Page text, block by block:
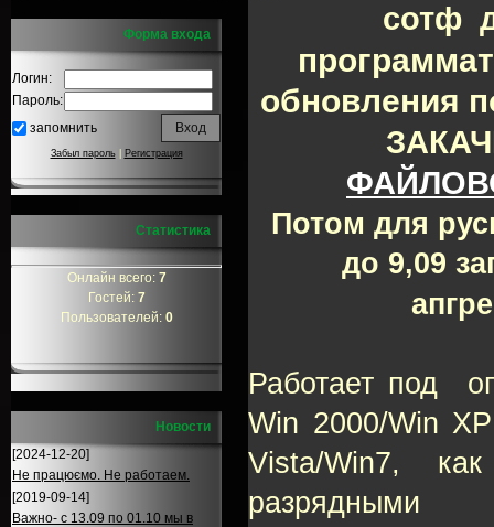
Форма входа
Логин:
Пароль:
запомнить
Забыл пароль| Регистрация
Статистика
Онлайн всего: 7
Гостей: 7
Пользователей: 0
Новости
[2024-12-20]
Не працюємо. Не работаем.
[2019-09-14]
Важно- с 13.09 по 01.10 мы в
сотф
обновления
Потом для
до 9,09
Работает под
Win 2000/Win
Vista/Win7,
разрядными